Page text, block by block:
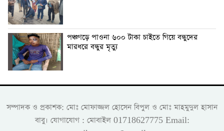
পঞ্চগড়ে পাওনা ৬০০ টাকা চাইতে গিয়ে বন্ধুদের
মারধরে বন্ধুর মৃত্যু
সম্পাদক ও প্রকাশক: মোঃ মোফাজ্জল হোসেন বিপুল ও মোঃ মাহমুদুল হাসান
বাবু। যোগাযোগ : মোবাইল 01718627775 Email: